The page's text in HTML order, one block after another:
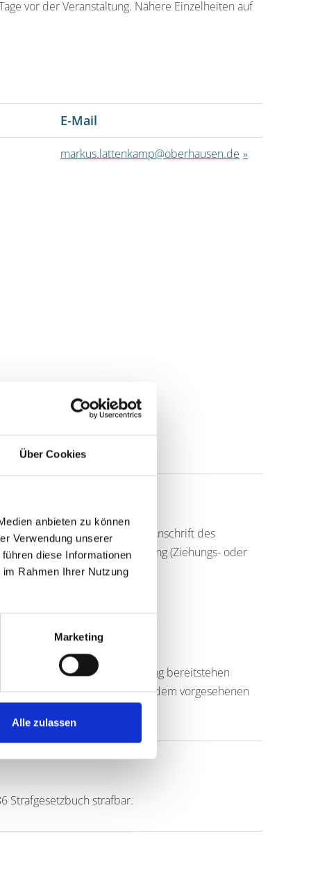
Über Cookies
anbieten zu können
Verwendung unserer
diese Informationen
Rahmen Ihrer Nutzung
Marketing
Alle zulassen
vor der Veranstaltung. Nähere Einzelheiten auf
E-Mail
markus.lattenkamp@oberhausen.de
Angaben: Name und Anschrift des
Person, Art der Ausspielung (Ziehungs- oder
Gewinne bei der Veran-staltung bereitstehen
der Veranstaltung dem vorgesehenen
Strafgesetzbuch strafbar.